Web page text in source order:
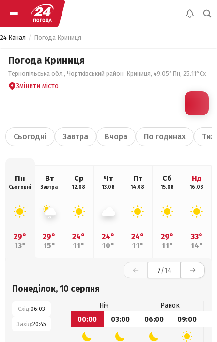
24 Канал Погода Криниця
Погода Криниця
Тернопільська обл., Чортківський район, Криниця, 49.05°Пн, 25.11°Сх
Змінити місто
Сьогодні Завтра Вчора По годинах
Пн
Сьогодні
29°
13°
Вт
Завтра
29°
15°
Ср
12.08
24°
11°
Чт
13.08
24°
10°
Пт
14.08
24°
11°
Сб
15.08
29°
11°
Нд
16.08
33°
14°
7/14
Понеділок, 10 серпня
Схід:06:03
Захід:20:45
Ніч
Ранок
00:00
03:00 06:00 09:00